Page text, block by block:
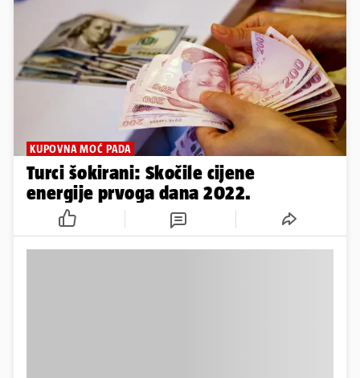
KUPOVNA MOĆ PADA
Turci šokirani: Skočile cijene
energije prvoga dana 2022.